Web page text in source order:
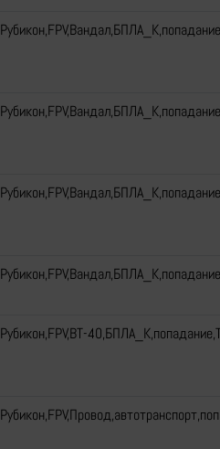
Рубикон,FPV,Вандал,БПЛА_К,попадание
Рубикон,FPV,Вандал,БПЛА_К,попадание
Рубикон,FPV,Вандал,БПЛА_К,попадание
Рубикон,FPV,Вандал,БПЛА_К,попадание
Рубикон,FPV,ВТ-